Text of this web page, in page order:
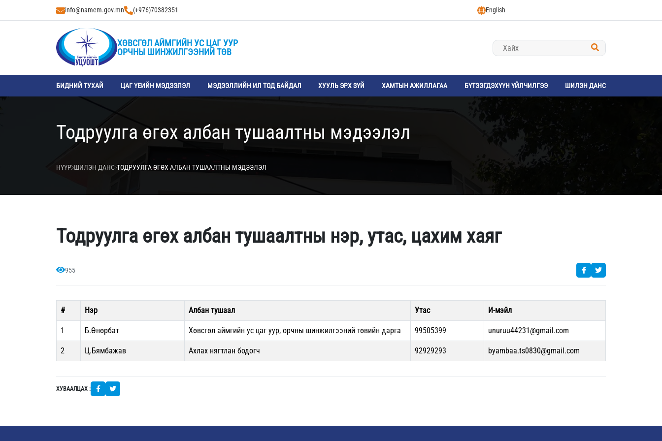
info@namem.gov.mn (+976)70382351 English
ХӨВСГӨЛ АЙМГИЙН УС ЦАГ УУР
ОРЧНЫ ШИНЖИЛГЭЭНИЙ ТӨВ
БИДНИЙ ТУХАЙ ЦАГ ҮЕИЙН МЭДЭЭЛЭЛ МЭДЭЭЛЛИЙН ИЛ ТОД БАЙДАЛ ХУУЛЬ ЭРХ ЗҮЙ ХАМТЫН АЖИЛЛАГАА БҮТЭЭГДЭХҮҮН ҮЙЛЧИЛГЭЭ ШИЛЭН ДАНС
Тодруулга өгөх албан тушаалтны мэдээлэл
НҮҮР ШИЛЭН ДАНС ТОДРУУЛГА ӨГӨХ АЛБАН ТУШААЛТНЫ МЭДЭЭЛЭЛ
Тодруулга өгөх албан тушаалтны нэр, утас, цахим хаяг
955
# Нэр Албан тушаал Утас И-мэйл
1 Б.Өнөрбат Хөвсгөл аймгийн ус цаг уур, орчны шинжилгээний төвийн дарга 99505399 unuruu44231@gmail.com
2 Ц.Бямбажав Ахлах нягтлан бодогч 92929293 byambaa.ts0830@gmail.com
ХУВААЛЦАХ :